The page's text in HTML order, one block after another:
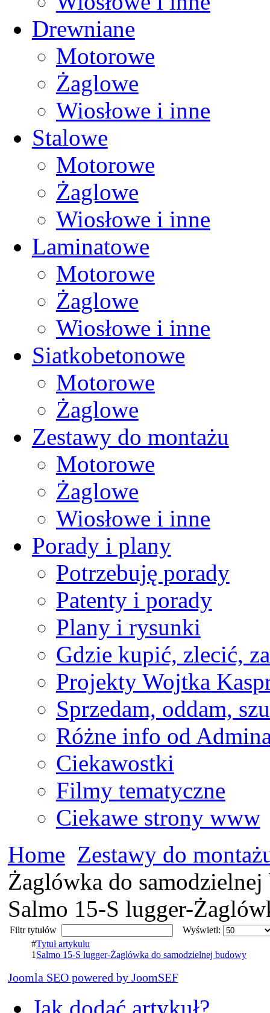
Drewniane
Motorowe
Żaglowe
Wiosłowe i inne
Stalowe
Motorowe
Żaglowe
Wiosłowe i inne
Laminatowe
Motorowe
Żaglowe
Wiosłowe i inne
Siatkobetonowe
Motorowe
Żaglowe
Zestawy do montażu
Motorowe
Żaglowe
Wiosłowe i inne
Porady i plany
Potrzebuję porady
Patenty i porady
Plany i rysunki
Gdzie kupić, zlecić,
Projekty Wojtka
Sprzedam, oddam,
Różne info od
Ciekawostki
Filmy tematyczne
Ciekawe strony www
Home Zestawy do
Żaglówka do
Salmo 15-S lugger-
Filtr tytułów
Wyświetl:
#Tytuł artykułu
1 Salmo 15-S lugger-Żaglówka do samodzielnej budowy
Joomla SEO powered by JoomSEF
Jak dodać artykuł?